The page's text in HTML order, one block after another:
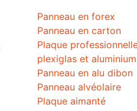
Panneau en forex
Panneau en carton
Plaque
plexiglas et aluminium
Panneau en alu dibon
Panneau alvéolaire
Plaque aimanté